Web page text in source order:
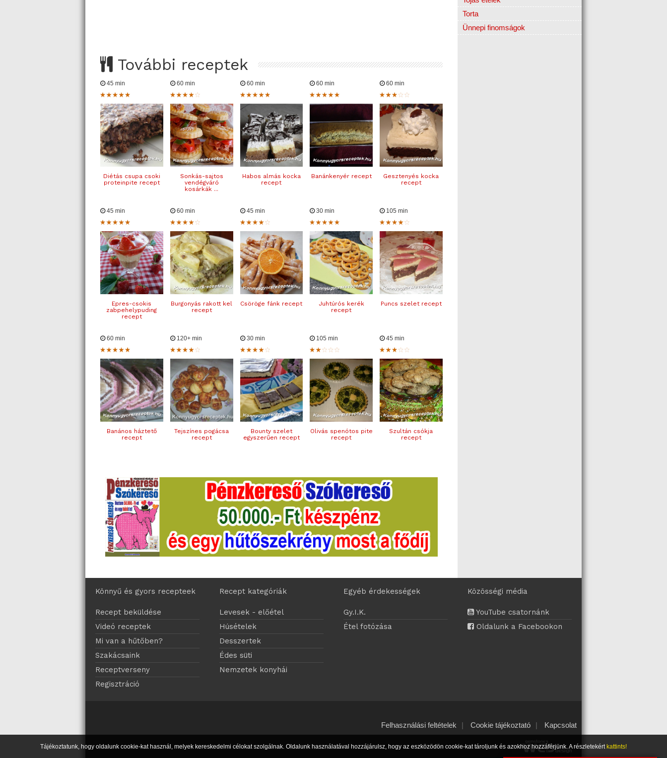
További receptek
45 min
Diétás csupa csoki
proteinpite recept
60 min
Sonkás-sajtos
vendégváró
kosárkák ...
60 min
Habos almás kocka
recept
60 min
Banánkenyér recept
60 min
Gesztenyés kocka
recept
45 min
Epres-csokis
zabpehelypuding
recept
60 min
Burgonyás rakott kel
recept
45 min
Csöröge fánk recept
30 min
Juhtúrós kerék
recept
105 min
Puncs szelet recept
60 min
Banános háztető
recept
120+ min
Tejszínes pogácsa
recept
30 min
Bounty szelet
egyszerűen recept
105 min
Olivás spenótos pite
recept
45 min
Szultán csókja
recept
Torta
Ünnepi finomságok
Könnyű és gyors recepteek
Recept beküldése
Videó receptek
Mi van a hűtőben?
Szakácsaink
Receptverseny
Regisztráció
Recept kategóriák
Levesek - előétel
Húsételek
Desszertek
Édes süti
Nemzetek konyhái
Egyéb érdekességek
Gy.I.K.
Étel fotózása
Közösségi média
YouTube csatornánk
Oldalunk a Facebookon
Felhasználási feltételek | Cookie tájékoztató | Kapcsolat
Tájékoztatunk, hogy oldalunk cookie-kat használ, melyek kereskedelmi célokat szolgálnak. Oldalunk használatával hozzájárulsz, hogy az eszközödön cookie-kat tároljunk és azokhoz hozzáférjünk. A részletekért kattints!